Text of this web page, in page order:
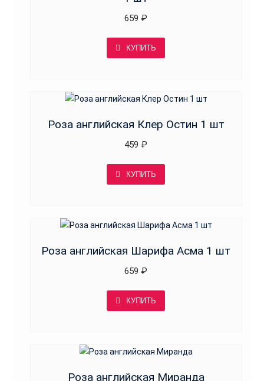
659 ₽
КУПИТЬ
Роза английская Клер Остин 1 шт
459 ₽
КУПИТЬ
Роза английская Шарифа Асма 1 шт
659 ₽
КУПИТЬ
Роза английская Миранда